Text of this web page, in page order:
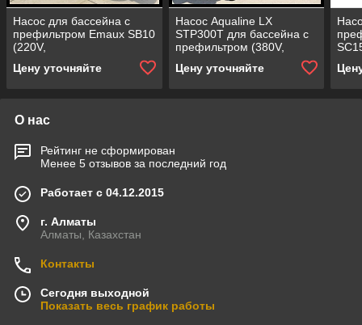
Насос для бассейна с
префильтром Emaux SB10
(220V,
производительность = 12
м³/ч, 0,97 кВт)
Цену уточняйте
Насос Aqualine LX
STP300Т для бассейна c
префильтром (380V,
производительность = 30
м3/ч)
Цену уточняйте
м³/
О нас
Рейтинг не сформирован
Менее 5 отзывов за последний год
Работает с 04.12.2015
г. Алматы
Алматы, Казахстан
Контакты
Сегодня выходной
Показать весь график работы